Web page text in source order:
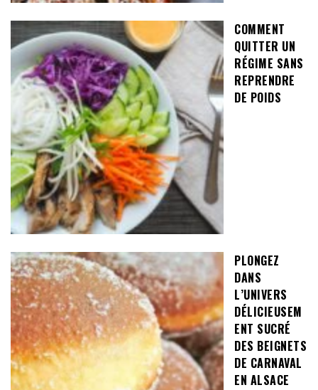
COMMENT
QUITTER UN
RÉGIME SANS
REPRENDRE
DE POIDS
PLONGEZ
DANS
L’UNIVERS
DÉLICIEUSEM
ENT SUCRÉ
DES BEIGNETS
DE CARNAVAL
EN ALSACE